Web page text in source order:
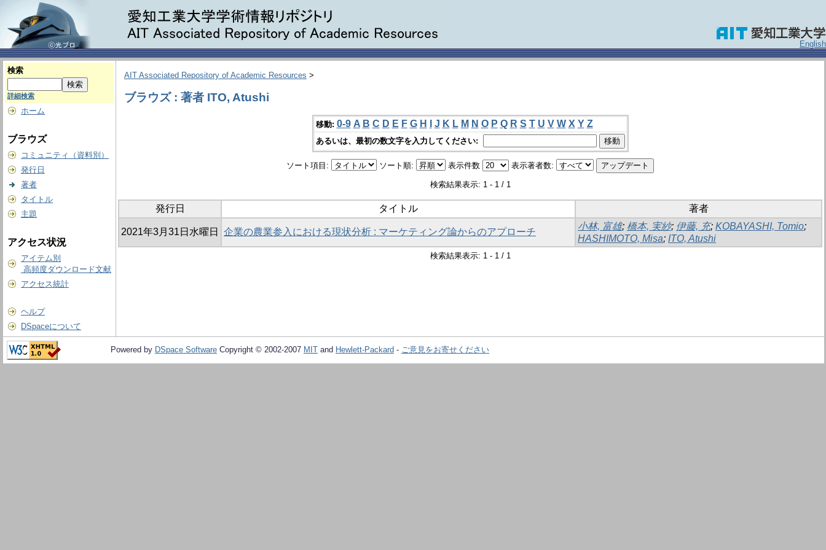
English
検索
詳細検索
ホーム
ブラウズ
コミュニティ（資料別）
発行日
著者
タイトル
主題
アクセス状況
アイテム別
高頻度ダウンロード文献
アクセス統計
ヘルプ
DSpaceについて
AIT Associated Repository of Academic Resources >
ブラウズ : 著者 ITO, Atushi
移動: 0-9 A B C D E F G H J K L M N O P Q R S T U V W X Y Z
あるいは、最初の数文字を入力してください:
ソート項目: ソート順: 表示件数 表示著者数:
検索結果表示: 1 - 1 / 1
発行日 タイトル 著者
2021年3月31日水曜日 企業の農業参入における現状分析 : マーケティング論からのアプローチ
小林, 富雄; 橋本, 実紗; 伊藤, 充; KOBAYASHI, Tomio;
HASHIMOTO, Misa; ITO, Atushi
検索結果表示: 1 - 1 / 1
Powered by DSpace Software Copyright © 2002-2007 MIT and Hewlett-Packard - ご意見をお寄せください